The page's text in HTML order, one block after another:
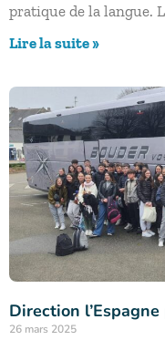
pratique de la langue.
Lire la suite »
Direction
26 mars 2025